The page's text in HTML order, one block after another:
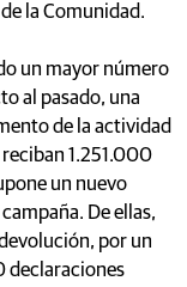
la Comunidad.
un mayor número
al pasado, una
de la actividad
1.251.000
un nuevo
De ellas,
por un
declaraciones